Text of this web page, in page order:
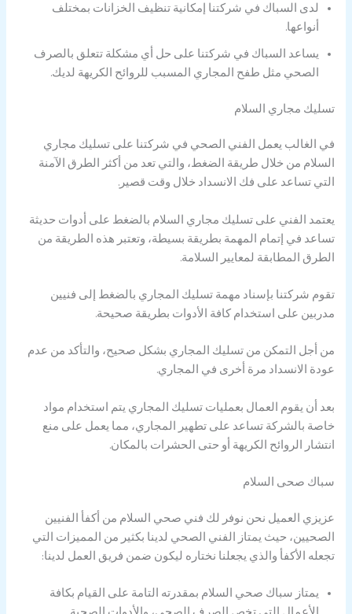
لدى السباك في شركتنا إمكانية تنظيف الخزانات بمختلف
أنواعها.
يساعد السباك في شركتنا على حل أي مشكلة تتعلق بالصرف
الصحي مثل طفح المجاري المسبب للروائح الكريهة لديك.
تسليك مجاري السلام
في الغالب يعمل الفني الصحي في شركتنا على تسليك مجاري
السلام من خلال طريقة الضغط، والتي تعد من أكثر الطرق الآمنة
التي تساعد على فك الانسداد خلال وقت قصير.
يعتمد الفني على تسليك مجاري السلام بالضغط على أدوات حديثة
تساعد في إتمام المهمة بطريقة بسيطة، وتعتبر هذه الطريقة من
الطرق المطابقة لمعايير السلامة.
تقوم شركتنا بإسناد مهمة تسليك المجاري بالضغط إلى فنيين
مدربين على استخدام كافة الأدوات بطريقة صحيحة.
من أجل التمكن من تسليك المجاري بشكل صحيح، والتأكد من عدم
عودة الانسداد مرة أخرى في المجاري.
بعد أن يقوم العمال بعمليات تسليك المجاري يتم استخدام مواد
خاصة بالشركة تساعد على تطهير المجاري، مما يعمل على منع
انتشار الروائح الكريهة أو حتى الحشرات بالمكان.
سباك صحى السلام
عزيزي العميل نحن نوفر لك فني صحي السلام من أكفأ الفنيين
الصحيين، حيث يمتاز الفني الصحي لدينا بكثير من المميزات التي
تجعله الأكفأ والذي يجعلنا نختاره ليكون ضمن فريق العمل لدينا:
يمتاز سباك صحي السلام بمقدرته التامة على القيام بكافة